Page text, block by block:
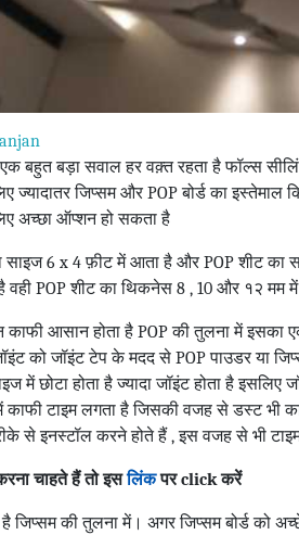
बहुत बड़ा सवाल हर वक़्त रहता है फॉल्स
जिप्सम और POP बोर्ड का इस्तेमाल
अच्छा ऑप्शन हो सकता है
साइज 6 x 4 फ़ीट में आता है और POP शीट का
POP शीट का थिकनेस 8 , 10 और १२ मम
काफी आसान होता है POP की तुलना में इसका
को जॉइंट टेप के मदद से POP पाउडर या
में छोटा होता है ज्यादा जॉइंट होता है
टाइम लगता है जिसकी वजह से डस्ट भी
से इनस्टॉल करने होते हैं , इस वजह से भी
चाहते हैं तो इसलिंकपर click करें
है जिप्सम की तुलना में। अगर जिप्सम बोर्ड को